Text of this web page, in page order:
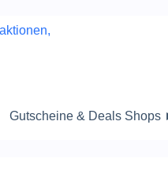
Gutscheine & Deals Shops